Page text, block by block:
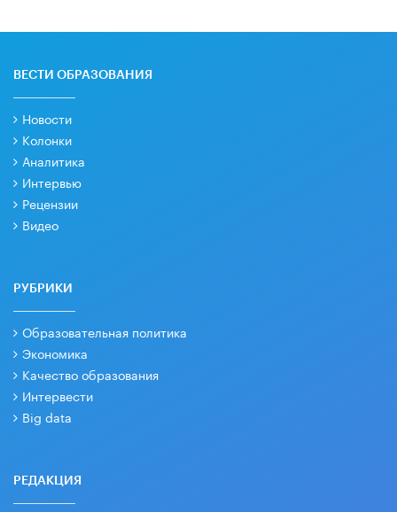
ВЕСТИ ОБРАЗОВАНИЯ
Новости
Колонки
Аналитика
Интервью
Рецензии
Видео
РУБРИКИ
Образовательная политика
Экономика
Качество образования
Интервести
Big data
РЕДАКЦИЯ